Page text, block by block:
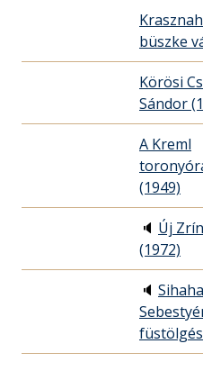
büszke
Körösi
Sándor
A Kreml
(1949)
🔈 Új
(1972)
🔈 Sihaha